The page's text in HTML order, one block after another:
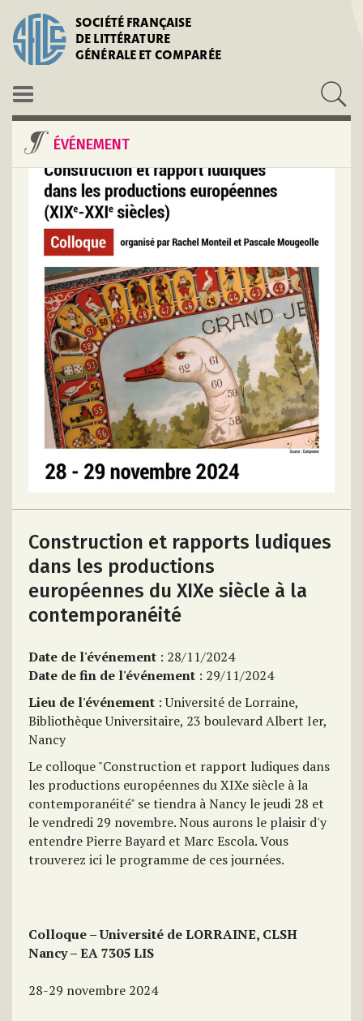
SOCIÉTÉ FRANÇAISE
DE LITTÉRATURE
GÉNÉRALE ET COMPARÉE
ÉVÉNEMENT
Construction et rapports ludiques
dans les productions
européennes du XIXe siècle à la
contemporanéité
Date de l'événement : 28/11/2024
Date de fin de l'événement : 29/11/2024
Lieu de l'événement : Université de Lorraine,
Bibliothèque Universitaire, 23 boulevard Albert Ier,
Nancy
Le colloque "Construction et rapport ludiques dans
les productions européennes du XIXe siècle à la
contemporanéité" se tiendra à Nancy le jeudi 28 et
le vendredi 29 novembre. Nous aurons le plaisir d'y
entendre Pierre Bayard et Marc Escola. Vous
trouverez ici le programme de ces journées.
Colloque – Université de LORRAINE, CLSH
Nancy – EA 7305 LIS
28-29 novembre 2024